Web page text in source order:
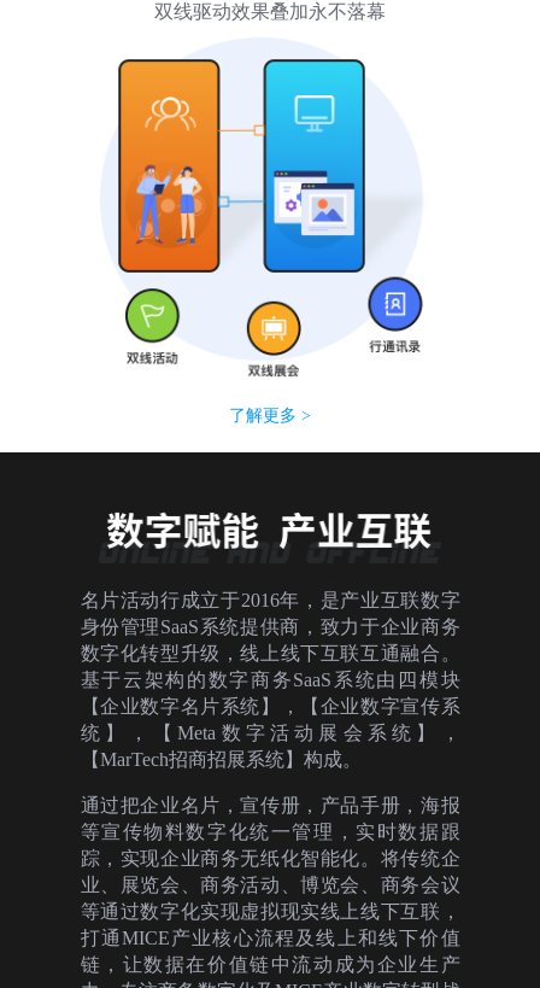
双线驱动效果叠加永不落幕
了解更多 >
名片活动行成立于2016年，是产业互联数字
身份管理SaaS系统提供商，致力于企业商务
数字化转型升级，线上线下互联互通融合。
基于云架构的数字商务SaaS系统由四模块
【企业数字名片系统】，【企业数字宣传系
统】，【Meta数字活动展会系统】，
【MarTech招商招展系统】构成。
通过把企业名片，宣传册，产品手册，海报
等宣传物料数字化统一管理，实时数据跟
踪，实现企业商务无纸化智能化。将传统企
业、展览会、商务活动、博览会、商务会议
等通过数字化实现虚拟现实线上线下互联，
打通MICE产业核心流程及线上和线下价值
链，让数据在价值链中流动成为企业生产